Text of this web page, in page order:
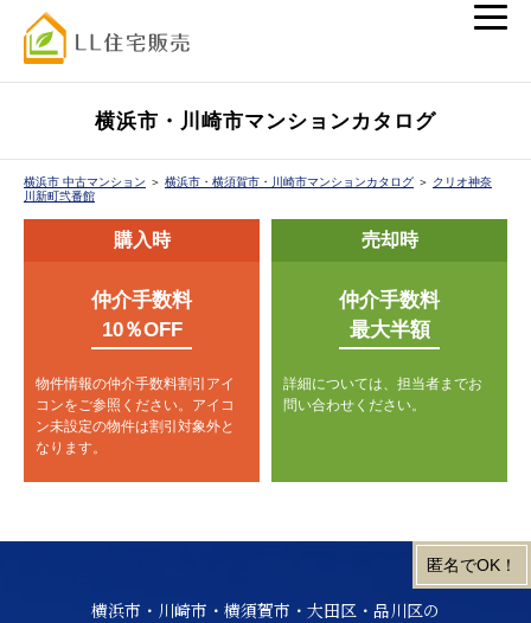
横浜市・川崎市マンションカタログ
横浜市 中古マンション ＞ 横浜市・横須賀市・川崎市マンションカタログ ＞ クリオ神奈
川新町弐番館
購入時
仲介手数料
10％OFF
物件情報の仲介手数料割引アイ
コンをご参照ください。 アイコ
ン未設定の物件は割引対象外と
なります。
売却時
仲介手数料
最大半額
詳細については、担当者までお
問い合わせください。
横浜市・川崎市・横須賀市・大田区・品川区の